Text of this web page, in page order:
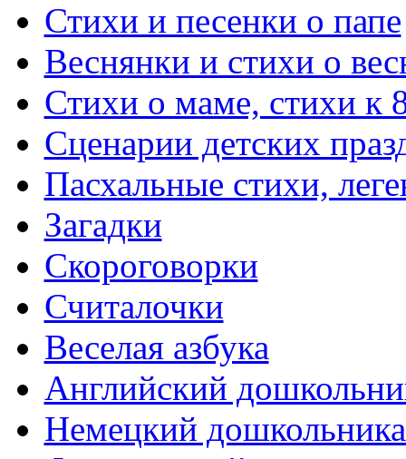
Стихи и песенки о папе
Веснянки и стихи о
Стихи о маме, стихи к
Сценарии детских
Пасхальные стихи,
Загадки
Скороговорки
Считалочки
Веселая азбука
Английский
Немецкий